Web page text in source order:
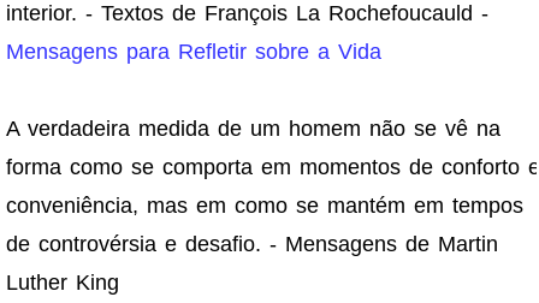
interior. - Textos de François La Rochefoucauld -
Mensagens para Refletir sobre a Vida
A verdadeira medida de um homem não se vê na
forma como se comporta em momentos de conforto e
conveniência, mas em como se mantém em tempos
de controvérsia e desafio. - Mensagens de Martin
Luther King